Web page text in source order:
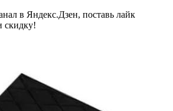
в Яндекс.Дзен, поставь лайк
скидку!